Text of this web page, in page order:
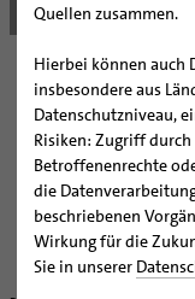
Quellen zusammen.
Hierbei können auch
insbesondere aus
Datenschutzniveau,
Risiken: Zugriff
Betroffenenrechte
die
beschriebenen
Wirkung für die
Sie in unserer
Bischöfe
Weihbischof Dr.
Bischof em. Norbert
Weihbischof em.
Weihbischof em.
Weihbischof em.
Bischof em. Dr.
Generalvikariat
Gremien
Diözesangericht
Gemeindegremien
Pfarrgemeinden
Hildesheimer Dom
Virtueller Rundgang
Tausendjähriger
Die Hildesheimer
Wallfahrten | Pilgern
Termine
Jakobswege im
Veranstaltungen
Strategieprozess
Jugend
Bistum Hildesheim
Europäische